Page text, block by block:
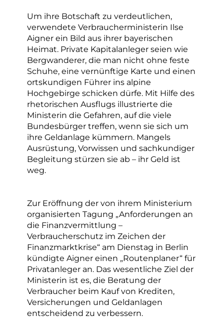
Um ihre Botschaft zu verdeutlichen,
verwendete Verbraucherministerin Ilse
Aigner ein Bild aus ihrer bayerischen
Heimat. Private Kapitalanleger seien wie
Bergwanderer, die man nicht ohne feste
Schuhe, eine vernünftige Karte und einen
ortskundigen Führer ins alpine
Hochgebirge schicken dürfe. Mit Hilfe des
rhetorischen Ausflugs illustrierte die
Ministerin die Gefahren, auf die viele
Bundesbürger treffen, wenn sie sich um
ihre Geldanlage kümmern. Mangels
Ausrüstung, Vorwissen und sachkundiger
Begleitung stürzen sie ab – ihr Geld ist
weg.
Zur Eröffnung der von ihrem Ministerium
organisierten Tagung „Anforderungen an
die Finanzvermittlung –
Verbraucherschutz im Zeichen der
Finanzmarktkrise“ am Dienstag in Berlin
kündigte Aigner einen „Routenplaner“ für
Privatanleger an. Das wesentliche Ziel der
Ministerin ist es, die Beratung der
Verbraucher beim Kauf von Krediten,
Versicherungen und Geldanlagen
entscheidend zu verbessern.